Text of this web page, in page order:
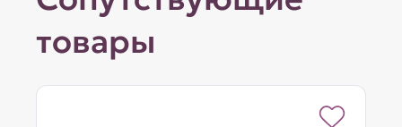
товары